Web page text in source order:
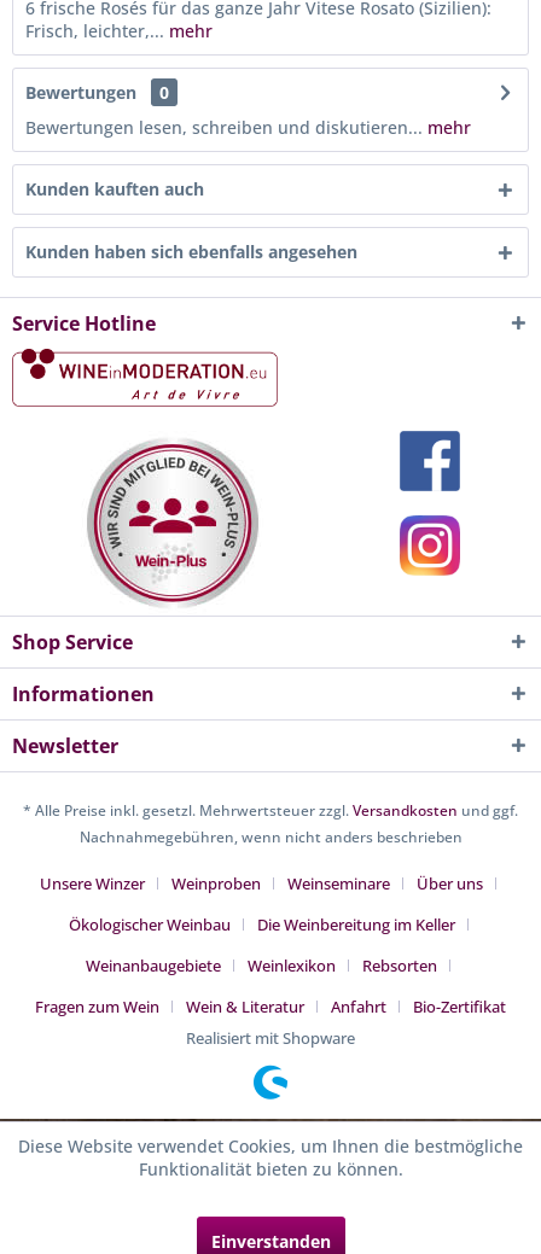
6 frische Rosés für das ganze Jahr Vitese Rosato (Sizilien):
Frisch, leichter,... mehr
Bewertungen
0
Bewertungen lesen, schreiben und diskutieren... mehr
Kunden kauften auch
Kunden haben sich ebenfalls angesehen
Service Hotline
Shop Service
Informationen
Newsletter
* Alle Preise inkl. gesetzl. Mehrwertsteuer zzgl.Versandkosten und ggf.
Nachnahmegebühren, wenn nicht anders beschrieben
Unsere Winzer Weinproben Weinseminare
Über uns
Ökologischer Weinbau
Die Weinbereitung im Keller
Weinanbaugebiete
Weinlexikon
Rebsorten
Fragen zum Wein
Wein & Literatur Anfahrt
Bio-Zertifikat
Realisiert mit Shopware
Diese Website verwendet Cookies, um Ihnen die bestmögliche
Funktionalität bieten zu können.
Einverstanden